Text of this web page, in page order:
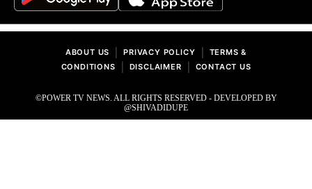
ABOUT US PRIVACY POLICY
TERMS &
CONDITIONS
DISCLAIMER CONTACT US
©POWER TV NEWS. ALL RIGHTS RESERVED - DEVELOPED BY
@SHIVADIDUPE